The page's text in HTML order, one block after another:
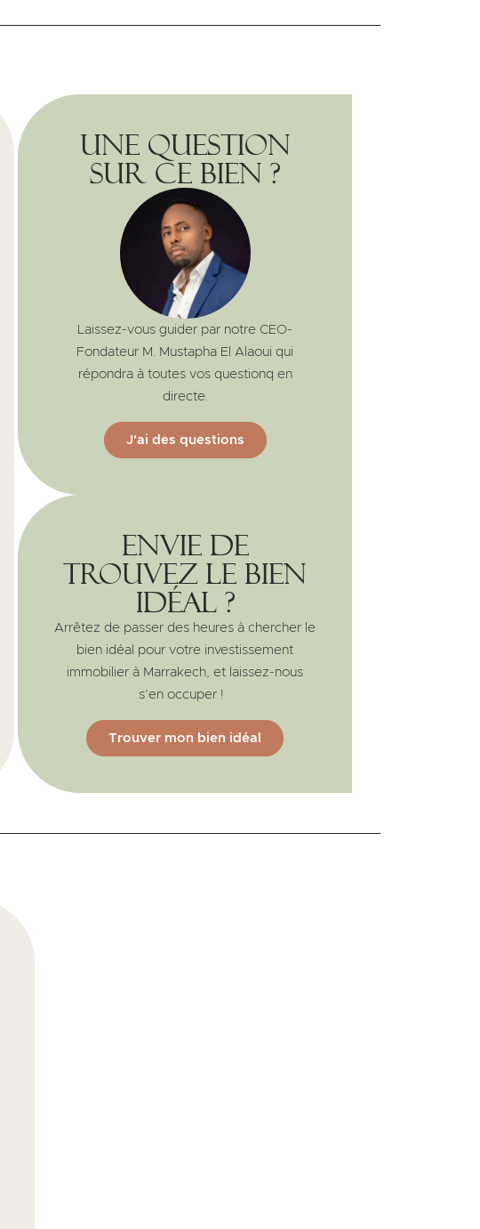
Envie de
trouvez le bien
idéal ?
Arrêtez de passer des heures à chercher le
bien idéal pour votre investissement
immobilier à Marrakech, et laissez-nous
s’en occuper !
Trouver mon bien idéal
Une question
sur ce bien ?
Laissez-vous guider par notre CEO-
Fondateur M. Mustapha El Alaoui qui
répondra à toutes vos questionq en
directe.
J'ai des questions